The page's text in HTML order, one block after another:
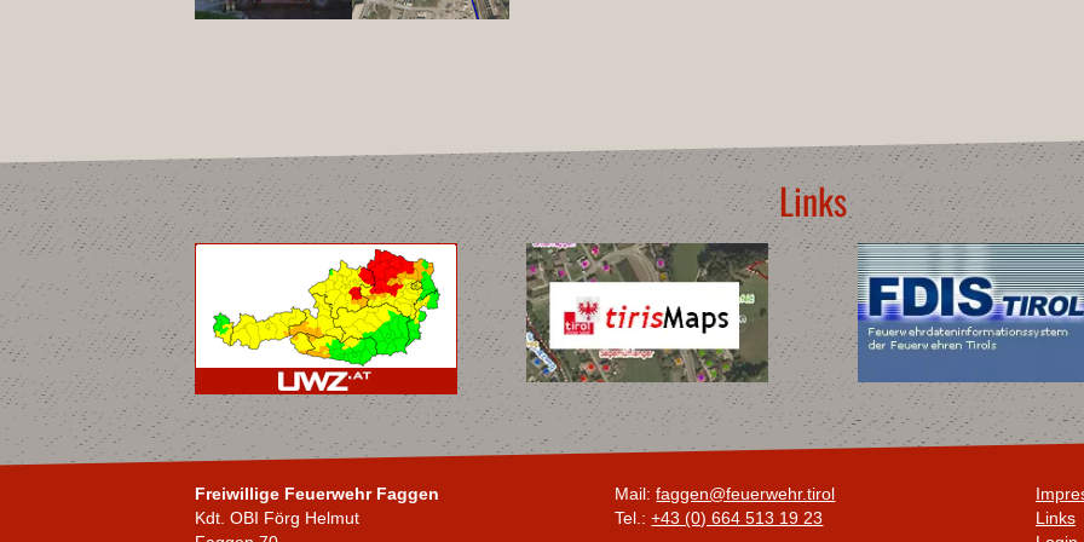
Links
Freiwillige Feuerwehr Faggen
Kdt. OBI Förg Helmut
Mail:faggen@feuerwehr.tirol
Tel.:+43 (0) 664 513 19 23
Links